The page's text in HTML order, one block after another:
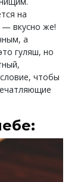
на
— вкусно же!
а
гуляш, но
чтобы